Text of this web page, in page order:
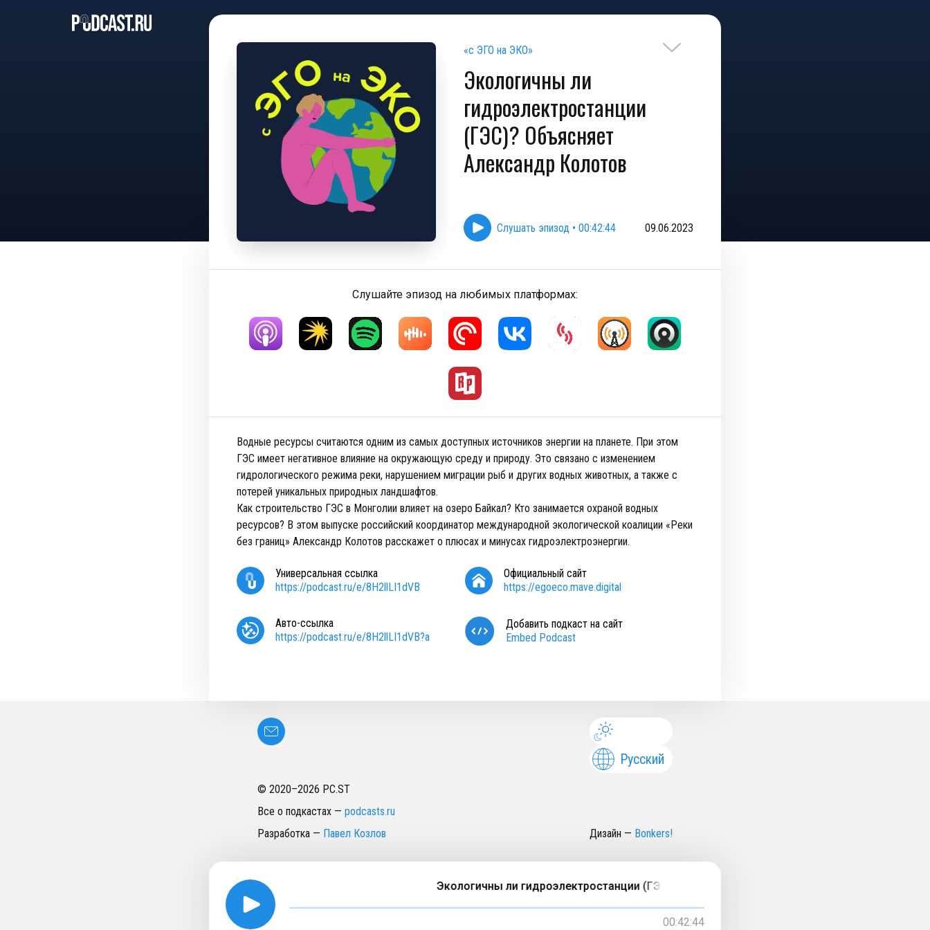
«с ЭГО на ЭКО»
Экологичны ли
гидроэлектростанции
(ГЭС)? Объясняет
Александр Колотов
Слушать эпизод • 00:42:44 09.06.2023
Слушайте эпизод на любимых платформах:
Водные ресурсы считаются одним из самых доступных источников энергии на планете. При этом
ГЭС имеет негативное влияние на окружающую среду и природу. Это связано с изменением
гидрологического режима реки, нарушением миграции рыб и других водных животных, а также с
потерей уникальных природных ландшафтов.
Как строительство ГЭС в Монголии влияет на озеро Байкал? Кто занимается охраной водных
ресурсов? В этом выпуске российский координатор международной экологической коалиции «Реки
без границ» Александр Колотов расскажет о плюсах и минусах гидроэлектроэнергии.
Универсальная ссылка
https://podcast.ru/e/8H2llLI1dVB
Официальный сайт
https://egoeco.mave.digital
Авто-ссылка
https://podcast.ru/e/8H2llLI1dVB?a
Добавить подкаст на сайт
Embed Podcast
Русский
© 2020–2026 PC.ST
Все о подкастах — podcasts.ru
Разработка — Павел Козлов Дизайн — Bonkers!
Экологичны ли гидроэлектростанции (ГЭС)? Объясняет Александр Колотов
00:42:44